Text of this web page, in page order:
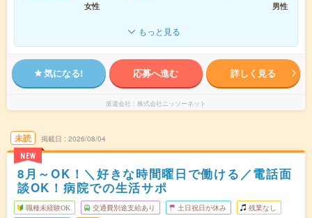
女性
男性
もっと見る
気になる! 応募へ進む 詳しく見る
派遣会社 株式会社ニッソーネット
未読
NEW
掲載日 2026/08/04
8月～OK！＼好きな時間曜日で働ける／電話面
談OK！病院での生活サポ
職種未経験OK 交通費別途支給あり 土日祝日が休み 残業なし